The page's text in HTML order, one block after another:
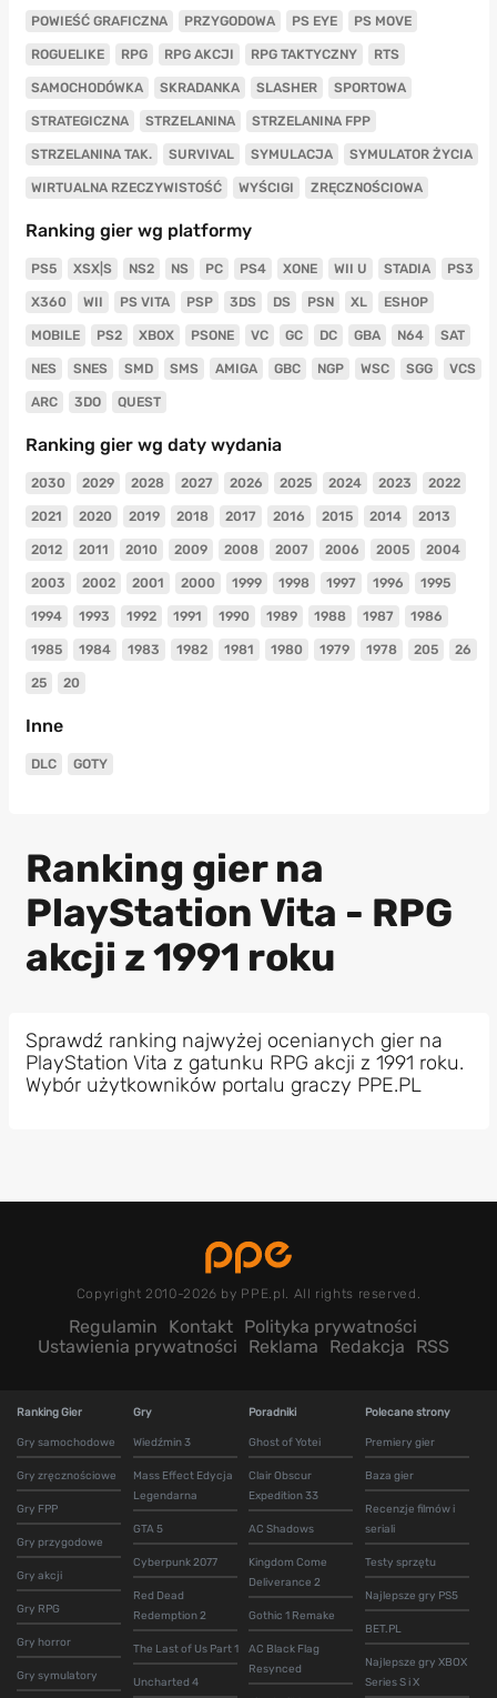
POWIEŚĆ GRAFICZNA PRZYGODOWA PS EYE PS MOVE
ROGUELIKE RPG RPG AKCJI RPG TAKTYCZNY RTS
SAMOCHODÓWKA SKRADANKA SLASHER SPORTOWA
STRATEGICZNA STRZELANINA STRZELANINA FPP
STRZELANINA TAK. SURVIVAL SYMULACJA SYMULATOR ŻYCIA
WIRTUALNA RZECZYWISTOŚĆ WYŚCIGI ZRĘCZNOŚCIOWA
Ranking gier wg platformy
PS5 XSX|S NS2 NS PC PS4 XONE WII U STADIA PS3
X360 WII PS VITA PSP 3DS DS PSN XL ESHOP
MOBILE PS2 XBOX PSONE VC GC DC GBA N64 SAT
NES SNES SMD SMS AMIGA GBC NGP WSC SGG VCS
ARC 3DO QUEST
Ranking gier wg daty wydania
2030 2029 2028 2027 2026 2025 2024 2023 2022
2021 2020 2019 2018 2017 2016 2015 2014 2013
2012 2011 2010 2009 2008 2007 2006 2005 2004
2003 2002 2001 2000 1999 1998 1997 1996 1995
1994 1993 1992 1991 1990 1989 1988 1987 1986
1985 1984 1983 1982 1981 1980 1979 1978 205 26
25 20
Inne
DLC GOTY
Ranking gier na
PlayStation Vita - RPG
akcji z 1991 roku
Sprawdź ranking najwyżej ocenianych gier na
PlayStation Vita z gatunku RPG akcji z 1991 roku.
Wybór użytkowników portalu graczy PPE.PL
Copyright 2010-2026 by PPE.pl. All rights reserved.
Regulamin Kontakt Polityka prywatności
Ustawienia prywatności
Reklama Redakcja RSS
Ranking Gier
Gry samochodowe
Gry zręcznościowe
Gry FPP
Gry przygodowe
Gry akcji
Gry RPG
Gry horror
Gry symulatory
Gry
Wiedźmin 3
Mass Effect Edycja
Legendarna
GTA 5
Cyberpunk 2077
Red Dead
Redemption 2
The Last of Us Part 1
Uncharted 4
Poradniki
Ghost of Yotei
Clair Obscur
Expedition 33
AC Shadows
Kingdom Come
Deliverance 2
Gothic 1 Remake
AC Black Flag
Resynced
Polecane strony
Premiery gier
Baza gier
Recenzje filmów i
seriali
Testy sprzętu
Najlepsze gry PS5
BET.PL
Najlepsze gry XBOX
Series S i X